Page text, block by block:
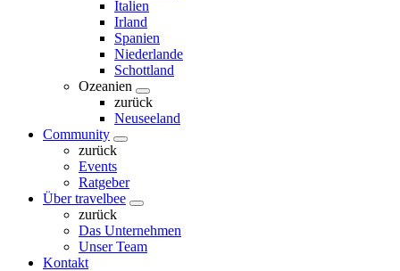
Italien
Irland
Spanien
Niederlande
Schottland
Ozeanien
zurück
Neuseeland
Community
zurück
Events
Ratgeber
Über travelbee
zurück
Das Unternehmen
Unser Team
Kontakt